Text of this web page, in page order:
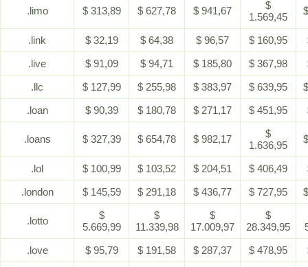
.limo $ 313,89 $ 627,78 $ 941,67
$
1.569,45
.link $ 32,19 $ 64,38 $ 96,57 $ 160,95
.live
$ 91,09 $ 94,71 $ 185,80 $ 367,98
.llc
$ 127,99 $ 255,98 $ 383,97 $ 639,95
.loan
$ 90,39 $ 180,78 $ 271,17 $ 451,95
.loans $ 327,39 $ 654,78 $ 982,17
$
1.636,95
.lol $ 100,99 $ 103,52 $ 204,51 $ 406,49
.london
$ 145,59 $ 291,18 $ 436,77 $ 727,95
.lotto
$
5.669,99
$
11.339,98
$
17.009,97
$
28.349,95
.love
$ 95,79 $ 191,58 $ 287,37 $ 478,95